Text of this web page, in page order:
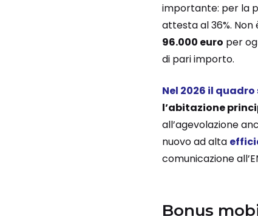
importante: per la
attesta al 36%.
96.000 euro per
di pari importo.
Nel 2026 il
l’abitazione
all’agevolazione
nuovo ad alta
comunicazione
Bonus